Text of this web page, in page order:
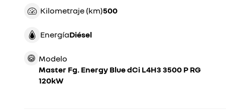
Kilometraje (km) 500
Energía diésel
Modelo
Master Fg. Energy Blue dCi L4H3 3500 P RG
120kW